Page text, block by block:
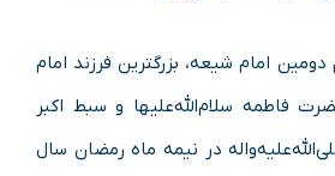
امام شیعه، بزرگترین فرزند امام
فاطمه سلام‌الله‌علیها و سبط اکبر
در نیمه ماه رمضان سال